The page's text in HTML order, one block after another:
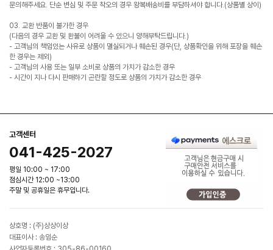
문의해주세요. 단순 변심 및 주문 착오의 경우 왕복배송비를 부담하셔야 합니다.(상품별 상이)
03. 교환 반품이 불가한 경우
(다음의 경우 교환 및 환불이 어려울 수 있으니 양해부탁드립니다.)
- 고객님의 책임있는 사유로 상품이 멸실되거나 훼손된 경우(단, 상품확인을 위해 포장을 훼손
한 경우는 제외)
- 고객님의 사용 또는 일부 소비로 상품의 가치가 감소한 경우
- 시간이 지나 다시 판매하기 곤란할 정도로 상품의 가치가 감소한 경우
고객센터
041-425-2027
평일 10:00 ~ 17:00
점심시간 12:00 ~13:00
주말 및 공휴일은 휴무입니다.
상호명 : (주)상상이상
대표이사 : 송임순